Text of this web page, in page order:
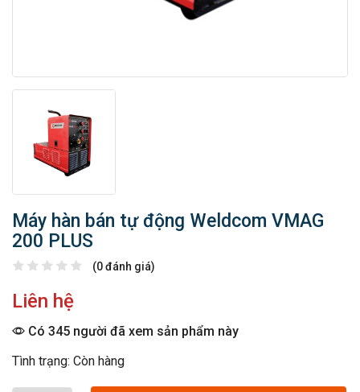
Máy hàn bán tự động Weldcom VMAG
200 PLUS
(0 đánh giá)
Liên hệ
Có 345 người đã xem sản phẩm này
Tình trạng: Còn hàng